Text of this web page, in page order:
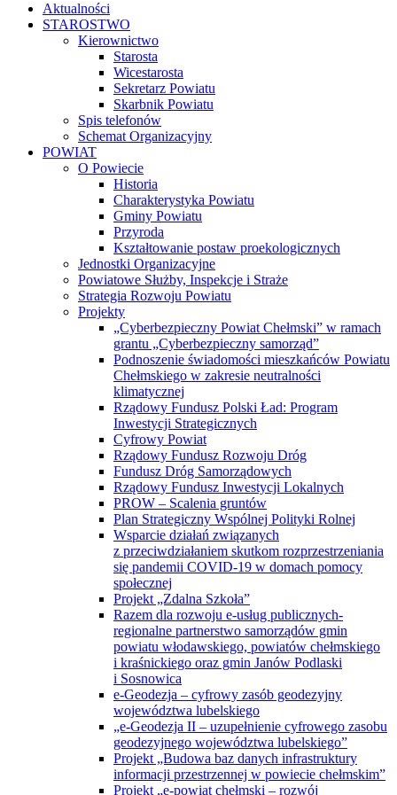
Aktualności
STAROSTWO
Kierownictwo
Starosta
Wicestarosta
Sekretarz Powiatu
Skarbnik Powiatu
Spis telefonów
Schemat Organizacyjny
POWIAT
O Powiecie
Historia
Charakterystyka Powiatu
Gminy Powiatu
Przyroda
Kształtowanie postaw proekologicznych
Jednostki Organizacyjne
Powiatowe Służby, Inspekcje i Straże
Strategia Rozwoju Powiatu
Projekty
„Cyberbezpieczny Powiat Chełmski” w ramach
grantu „Cyberbezpieczny samorząd”
Podnoszenie świadomości mieszkańców Powiatu
Chełmskiego w zakresie neutralności
klimatycznej
Rządowy Fundusz Polski Ład: Program
Inwestycji Strategicznych
Cyfrowy Powiat
Rządowy Fundusz Rozwoju Dróg
Fundusz Dróg Samorządowych
Rządowy Fundusz Inwestycji Lokalnych
PROW – Scalenia gruntów
Plan Strategiczny Wspólnej Polityki Rolnej
Wsparcie działań związanych
z przeciwdziałaniem skutkom rozprzestrzeniania
się pandemii COVID-19 w domach pomocy
społecznej
Projekt „Zdalna Szkoła”
Razem dla rozwoju e-usług publicznych-
regionalne partnerstwo samorządów gmin
powiatu włodawskiego, powiatów chełmskiego
i kraśnickiego oraz gmin Janów Podlaski
i Sosnowica
e-Geodezja – cyfrowy zasób geodezyjny
województwa lubelskiego
„e-Geodezja II – uzupełnienie cyfrowego zasobu
geodezyjnego województwa lubelskiego”
Projekt „Budowa baz danych infrastruktury
informacji przestrzennej w powiecie chełmskim”
Projekt „e-powiat chełmski – rozwój